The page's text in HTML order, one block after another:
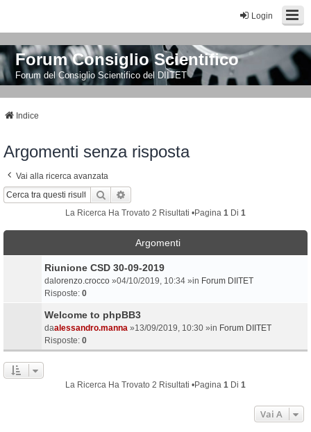
Login
Forum Consiglio Scientifico
Forum del Consiglio Scientifico del DIITET
Indice
Argomenti senza risposta
Vai alla ricerca avanzata
Cerca
La Ricerca Ha Trovato 2 Risultati •Pagina 1 Di 1
Argomenti
Riunione CSD 30-09-2019
da lorenzo.crocco »04/10/2019, 10:34 »in Forum DIITET
Risposte: 0
Welcome to phpBB3
daalessandro.manna »13/09/2019, 10:30 »in Forum DIITET
Risposte: 0
La Ricerca Ha Trovato 2 Risultati •Pagina 1 Di 1
Vai A